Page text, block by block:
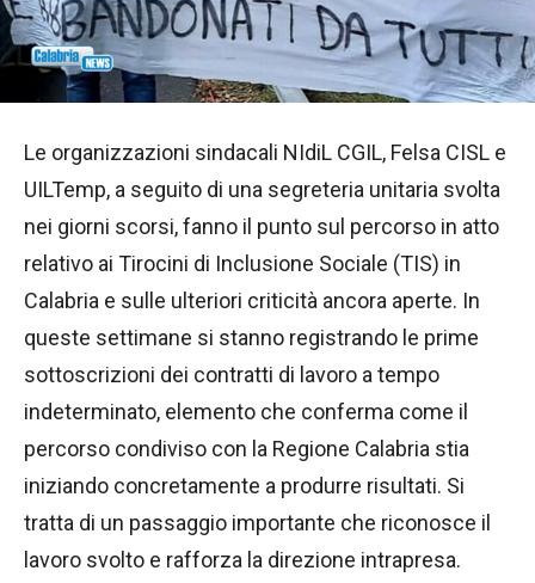
Le organizzazioni sindacali NIdiL CGIL, Felsa CISL e
UILTemp, a seguito di una segreteria unitaria svolta
nei giorni scorsi, fanno il punto sul percorso in atto
relativo ai Tirocini di Inclusione Sociale (TIS) in
Calabria e sulle ulteriori criticità ancora aperte. In
queste settimane si stanno registrando le prime
sottoscrizioni dei contratti di lavoro a tempo
indeterminato, elemento che conferma come il
percorso condiviso con la Regione Calabria stia
iniziando concretamente a produrre risultati. Si
tratta di un passaggio importante che riconosce il
lavoro svolto e rafforza la direzione intrapresa.